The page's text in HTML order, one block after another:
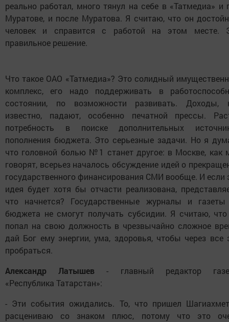
реально работал, много тянул на себе в «Татмедиа» и
Муратове, и после Муратова. Я считаю, что он
человек и справится с работой на этом месте.
правильное решение.
Что такое ОАО «Татмедиа»? Это солидный
комплекс, его надо поддерживать в
состоянии, по возможности развивать. Доходы,
известно, падают, особенно печатной прессы.
потребность в поиске дополнительных
пополнения бюджета. Это серьезные задачи. Но я
что головной болью №1 станет другое: в Москве, как
говорят, всерьез началось обсуждение идей о
государственного финансирования СМИ вообще. И если
идея будет хотя бы отчасти реализована,
что начнется? Государственные журналы и
бюджета не смогут получать субсидии. Я считаю,
попал на свою должность в чрезвычайно сложное
дай Бог ему энергии, ума, здоровья, чтобы через все
пробраться.
Александр Латышев - главный редактор
«Республика Татарстан»:
- Эти события ожидались. То, что пришел
расцениваю со знаком плюс, потому что это